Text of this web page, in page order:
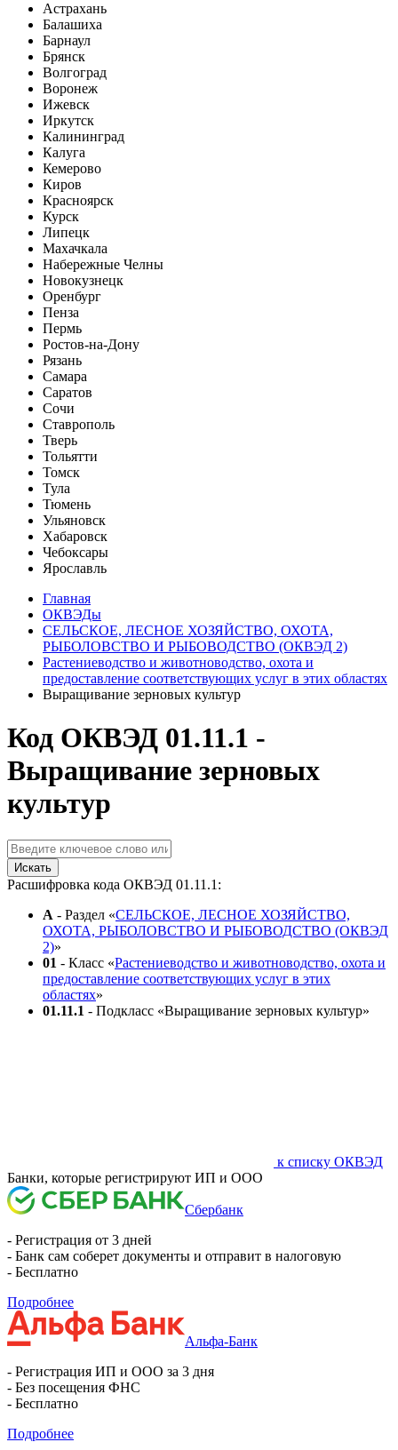
Астрахань
Балашиха
Барнаул
Брянск
Волгоград
Воронеж
Ижевск
Иркутск
Калининград
Калуга
Кемерово
Киров
Красноярск
Курск
Липецк
Махачкала
Набережные Челны
Новокузнецк
Оренбург
Пенза
Пермь
Ростов-на-Дону
Рязань
Самара
Саратов
Сочи
Ставрополь
Тверь
Тольятти
Томск
Тула
Тюмень
Ульяновск
Хабаровск
Чебоксары
Ярославль
Главная
ОКВЭДы
СЕЛЬСКОЕ, ЛЕСНОЕ ХОЗЯЙСТВО, ОХОТА,
РЫБОЛОВСТВО И РЫБОВОДСТВО (ОКВЭД 2)
Растениеводство и животноводство, охота и
предоставление соответствующих услуг в этих областях
Выращивание зерновых культур
Код ОКВЭД 01.11.1 -
Выращивание зерновых
культур
Искать
Расшифровка кода ОКВЭД 01.11.1:
A - Раздел «СЕЛЬСКОЕ, ЛЕСНОЕ ХОЗЯЙСТВО,
ОХОТА, РЫБОЛОВСТВО И РЫБОВОДСТВО (ОКВЭД
2)»
01 - Класс «Растениеводство и животноводство, охота и
предоставление соответствующих услуг в этих
областях»
01.11.1 - Подкласс «Выращивание зерновых культур»
к списку ОКВЭД
Банки, которые регистрируют ИП и ООО
Сбербанк
- Регистрация от 3 дней
- Банк сам соберет документы и отправит в налоговую
- Бесплатно
Подробнее
Альфа-Банк
- Регистрация ИП и ООО за 3 дня
- Без посещения ФНС
- Бесплатно
Подробнее